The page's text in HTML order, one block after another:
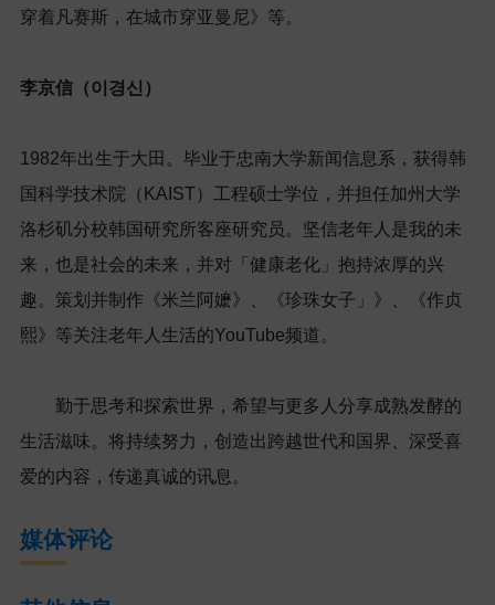
穿着凡赛斯，在城市穿亚曼尼》等。
李京信（이경신）
1982年出生于大田。毕业于忠南大学新闻信息系，获得韩
国科学技术院（ KAIST）工程硕士学位，并担任加州大学
洛杉矶分校韩国研究所客座研究员。坚信老年人是我的未
来，也是社会的未来，并对「健康老化」抱持浓厚的兴
趣。策划并制作《米兰阿嬷》、《珍珠女子」》、《作贞
熙》等关注老年人生活的YouTube频道。
勤于思考和探索世界，希望与更多人分享成熟发酵的
生活滋味。将持续努力，创造出跨越世代和国界、深受喜
爱的内容，传递真诚的讯息。
媒体评论